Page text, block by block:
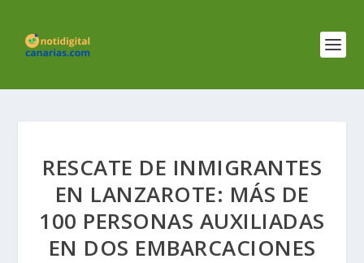
RESCATE DE INMIGRANTES
EN LANZAROTE: MÁS DE
100 PERSONAS AUXILIADAS
EN DOS EMBARCACIONES